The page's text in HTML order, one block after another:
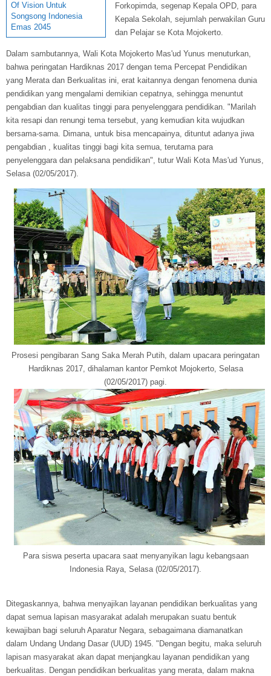
Of Vision Untuk
Songsong Indonesia
Emas 2045
Forkopimda, segenap Kepala OPD, para
Kepala Sekolah, sejumlah perwakilan Guru
dan Pelajar se Kota Mojokerto.
Dalam sambutannya, Wali Kota Mojokerto Mas'ud Yunus menuturkan,
bahwa peringatan Hardiknas 2017 dengan tema Percepat Pendidikan
yang Merata dan Berkualitas ini, erat kaitannya dengan fenomena dunia
pendidikan yang mengalami demikian cepatnya, sehingga menuntut
pengabdian dan kualitas tinggi para penyelenggara pendidikan. "Marilah
kita resapi dan renungi tema tersebut, yang kemudian kita wujudkan
bersama-sama. Dimana, untuk bisa mencapainya, dituntut adanya jiwa
pengabdian , kualitas tinggi bagi kita semua, terutama para
penyelenggara dan pelaksana pendidikan", tutur Wali Kota Mas'ud Yunus,
Selasa (02/05/2017).
Prosesi pengibaran Sang Saka Merah Putih, dalam upacara peringatan
Hardiknas 2017, dihalaman kantor Pemkot Mojokerto, Selasa
(02/05/2017) pagi.
Para siswa peserta upacara saat menyanyikan lagu kebangsaan
Indonesia Raya, Selasa (02/05/2017).
Ditegaskannya, bahwa menyajikan layanan pendidikan berkualitas yang
dapat semua lapisan masyarakat adalah merupakan suatu bentuk
kewajiban bagi seluruh Aparatur Negara, sebagaimana diamanatkan
dalam Undang Undang Dasar (UUD) 1945. "Dengan begitu, maka seluruh
lapisan masyarakat akan dapat menjangkau layanan pendidikan yang
berkualitas. Dengan pendidikan berkualitas yang merata, dalam makna